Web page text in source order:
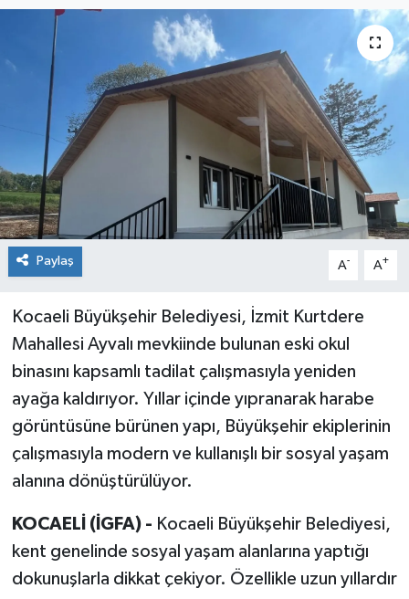
Paylaş A- A+
Kocaeli Büyükşehir Belediyesi, İzmit Kurtdere
Mahallesi Ayvalı mevkiinde bulunan eski okul
binasını kapsamlı tadilat çalışmasıyla yeniden
ayağa kaldırıyor. Yıllar içinde yıpranarak harabe
görüntüsüne bürünen yapı, Büyükşehir ekiplerinin
çalışmasıyla modern ve kullanışlı bir sosyal yaşam
alanına dönüştürülüyor.
KOCAELİ (İGFA) - Kocaeli Büyükşehir Belediyesi,
kent genelinde sosyal yaşam alanlarına yaptığı
dokunuşlarla dikkat çekiyor. Özellikle uzun yıllardır
Haber Arşivi